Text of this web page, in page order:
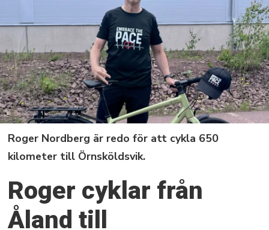
Roger Nordberg är redo för att cykla 650
kilometer till Örnsköldsvik.
Roger cyklar från
Åland till